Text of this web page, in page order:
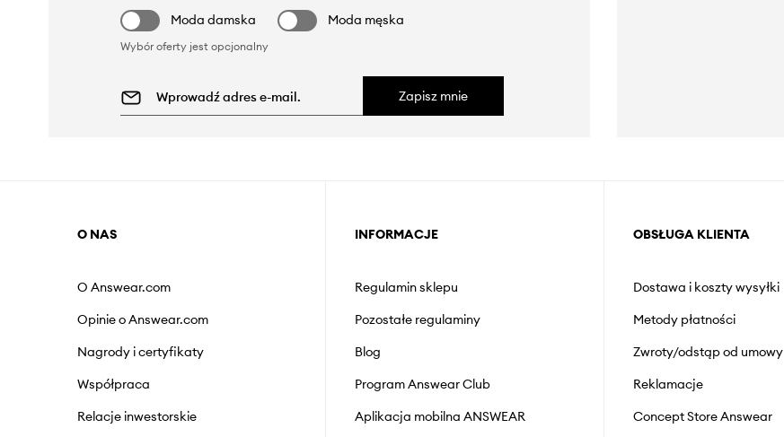
Moda damska
Moda męska
Wybór oferty jest opcjonalny
Zapisz mnie
O NAS
O Answear.com
Opinie o Answear.com
Nagrody i certyfikaty
Współpraca
Relacje inwestorskie
INFORMACJE
Regulamin sklepu
Pozostałe regulaminy
Blog
Program Answear Club
Aplikacja mobilna ANSWEAR
OBSŁUGA KLIENTA
Dostawa i koszty wysyłki
Metody płatności
Zwroty/odstąp od umowy
Reklamacje
Concept Store Answear